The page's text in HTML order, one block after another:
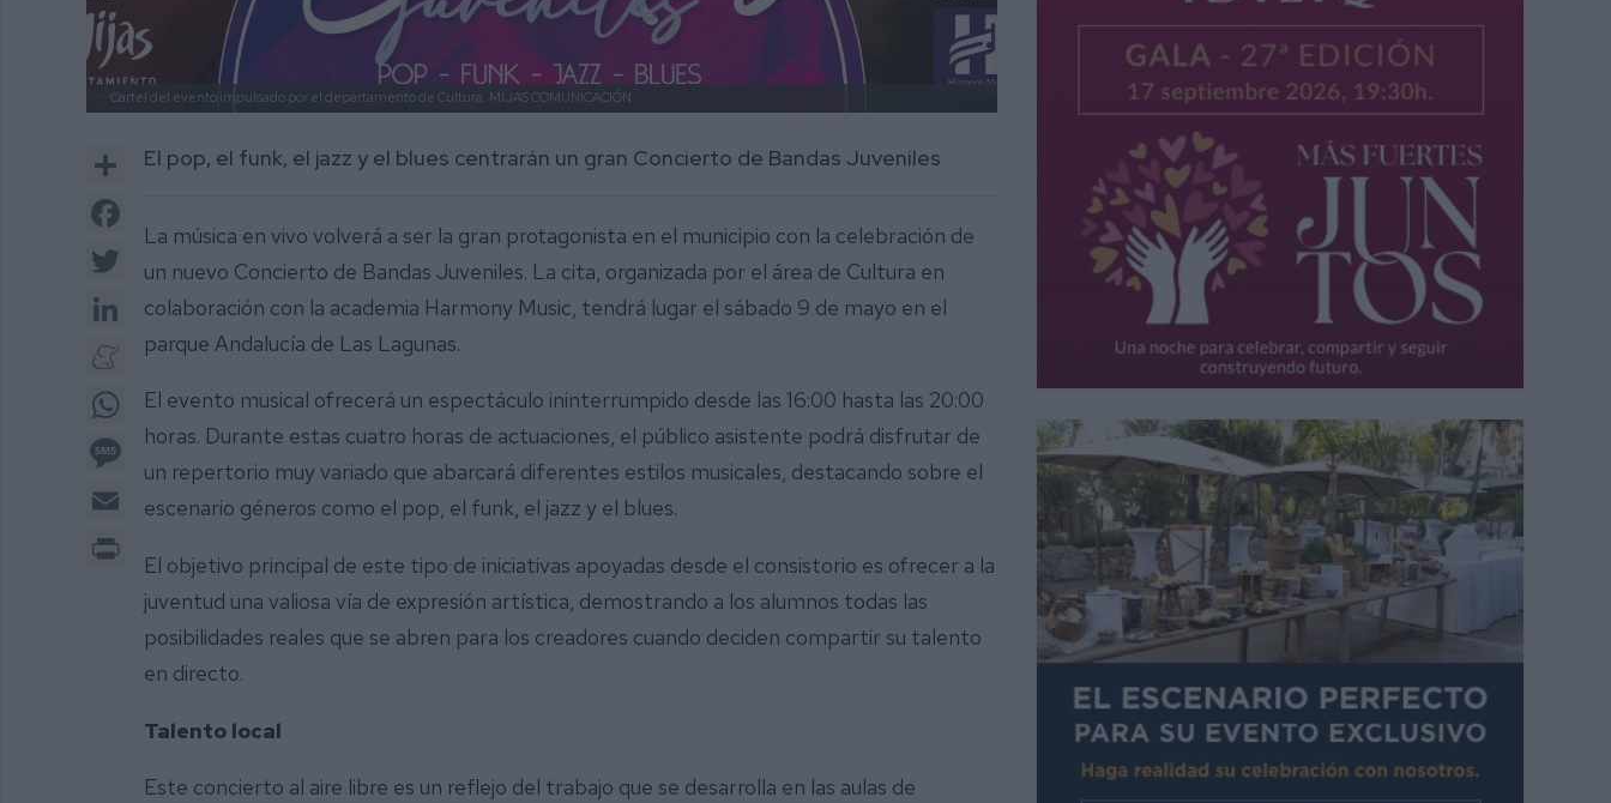
Cartel del evento impulsado por el departamento de Cultura. MIJAS COMUNICACIÓN.
Share
Twitter
LinkedIn
Meneame
WhatsApp
Message
El pop, el funk, el jazz y el blues centrarán un gran Concierto de Bandas Juveniles
La música en vivo volverá a ser la gran protagonista en el municipio con la celebración de
un nuevo Concierto de Bandas Juveniles. La cita, organizada por el área de Cultura en
colaboración con la academia Harmony Music, tendrá lugar el sábado 9 de mayo en el
parque Andalucía de Las Lagunas.
El evento musical ofrecerá un espectáculo ininterrumpido desde las 16:00 hasta las 20:00
horas. Durante estas cuatro horas de actuaciones, el público asistente podrá disfrutar de
un repertorio muy variado que abarcará diferentes estilos musicales, destacando sobre el
escenario géneros como el pop, el funk, el jazz y el blues.
El objetivo principal de este tipo de iniciativas apoyadas desde el consistorio es ofrecer a la
juventud una valiosa vía de expresión artística, demostrando a los alumnos todas las
posibilidades reales que se abren para los creadores cuando deciden compartir su talento
en directo.
Talento local
Este concierto al aire libre es un reflejo del trabajo que se desarrolla en las aulas de